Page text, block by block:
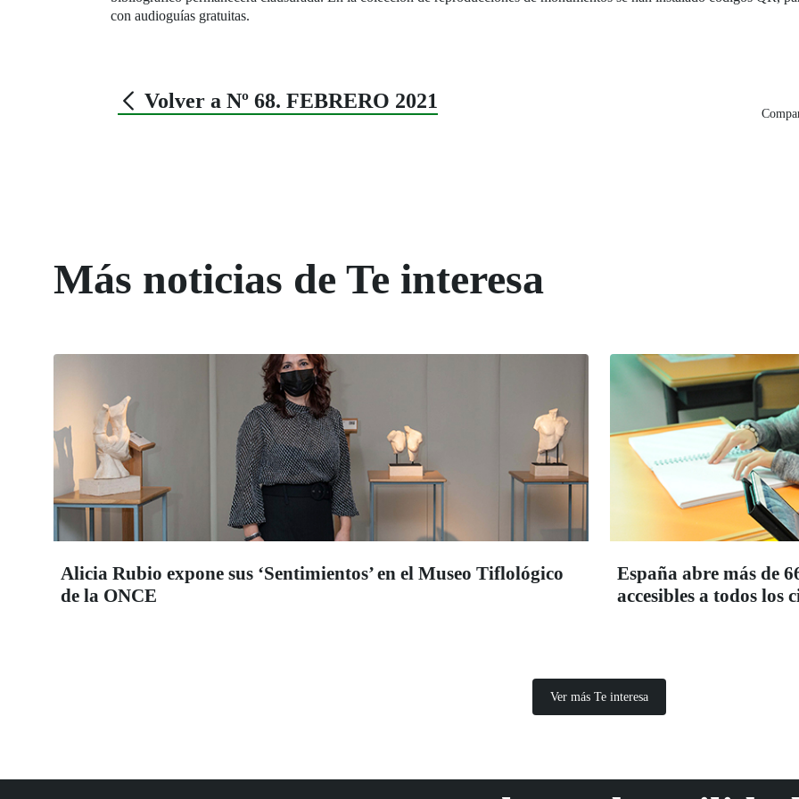
con audioguías gratuitas.
Volver a Nº 68. FEBRERO 2021
Más noticias de Te interesa
Alicia Rubio expone sus ‘Sentimientos’ en el Museo Tiflológico
de la ONCE
España abre más de
accesibles a todos los
Ver más Te interesa